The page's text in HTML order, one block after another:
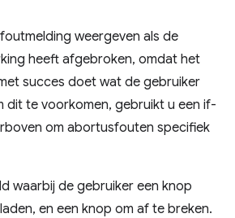
weergeven als de
heeft afgebroken, omdat het
succes doet wat de gebruiker
dit te voorkomen, gebruikt u een if-
om abortusfouten specifiek
waarbij de gebruiker een knop
en een knop om af te breken.